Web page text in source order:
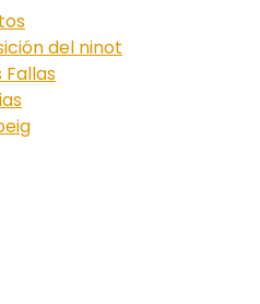
del ninot
Fallas